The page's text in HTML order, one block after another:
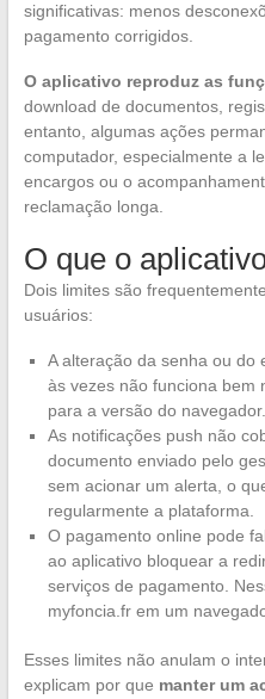
significativas: menos
pagamento corrigidos.
O aplicativo reproduz as
download de documentos,
entanto, algumas ações
computador, especialmente a
encargos ou o
reclamação longa.
O que o
Dois limites são
usuários:
A alteração da senha ou do
às vezes não funciona bem
para a versão do navegador.
As notificações push não
documento enviado pelo
sem acionar um alerta, o
regularmente a plataforma.
O pagamento online pode
ao aplicativo bloquear a
serviços de pagamento.
myfoncia.fr em um
Esses limites não anulam o
explicam por que manter um